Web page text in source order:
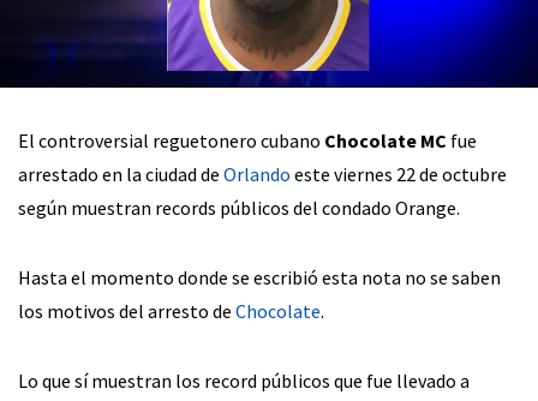
El controversial reguetonero cubano Chocolate MC fue
arrestado en la ciudad de Orlando este viernes 22 de octubre
según muestran records públicos del condado Orange.
Hasta el momento donde se escribió esta nota no se saben
los motivos del arresto de Chocolate.
Lo que sí muestran los record públicos que fue llevado a